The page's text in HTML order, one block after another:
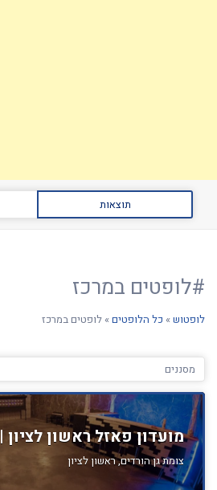
תוצאות
#לופטים במרכז
לופטוש» כל הלופטים»לופטים במרכז
מסננים
מועדון פאזל ראשון לציון | Puzzle
צומת גן הורדים, ראשון לציון